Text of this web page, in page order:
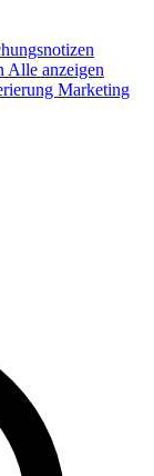
Alle anzeigen
Marketing